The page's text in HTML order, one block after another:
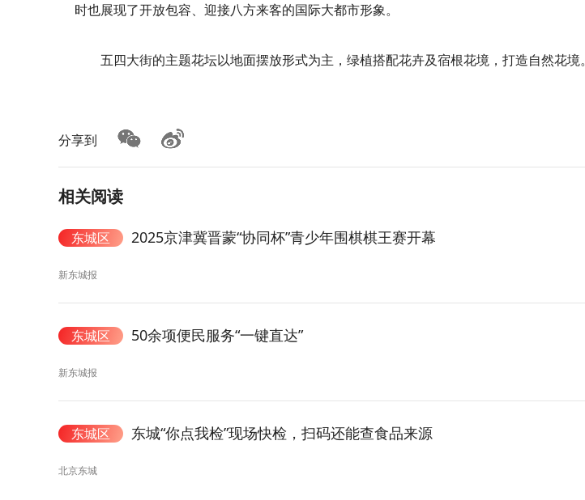
时也展现了开放包容、迎接八方来客的国际大都市形象。
五四大街的主题花坛以地面摆放形式为主，绿植搭配花卉及宿根花境，打造自然花境。
分享到
相关阅读
东城区 2025京津冀晋蒙“协同杯”青少年围棋棋王赛开幕
新东城报
东城区 50余项便民服务“一键直达”
新东城报
东城区 东城“你点我检”现场快检，扫码还能查食品来源
北京东城